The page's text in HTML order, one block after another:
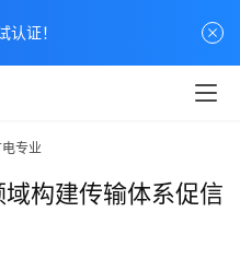
专业
构建传输体系促信
证！